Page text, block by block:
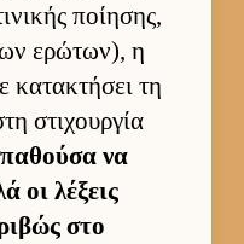
ποί­ησης,
ερώτων), η
κατακτήσει τη
στιχουρ­γία
να
οι λέξεις
στο